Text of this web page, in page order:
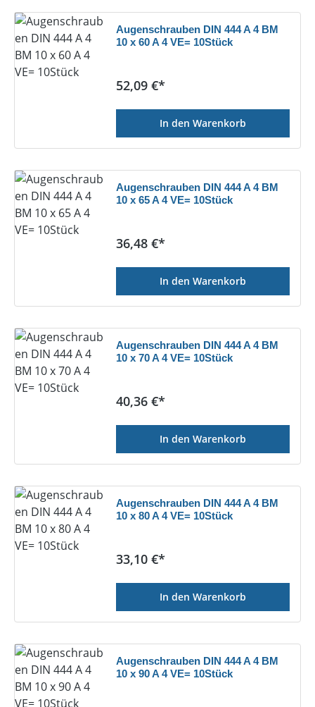
Augenschrauben DIN 444 A 4 BM
10 x 60 A 4 VE= 10Stück
Regulärer Preis:
52,09 €*
In den Warenkorb
Augenschrauben DIN 444 A 4 BM
10 x 65 A 4 VE= 10Stück
Regulärer Preis:
36,48 €*
In den Warenkorb
Augenschrauben DIN 444 A 4 BM
10 x 70 A 4 VE= 10Stück
Regulärer Preis:
40,36 €*
In den Warenkorb
Augenschrauben DIN 444 A 4 BM
10 x 80 A 4 VE= 10Stück
Regulärer Preis:
33,10 €*
In den Warenkorb
Augenschrauben DIN 444 A 4 BM
10 x 90 A 4 VE= 10Stück